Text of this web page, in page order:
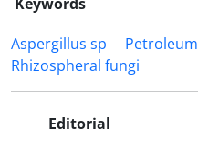
Aspergillus sp
Petroleum
Rhizospheral fungi
Editorial